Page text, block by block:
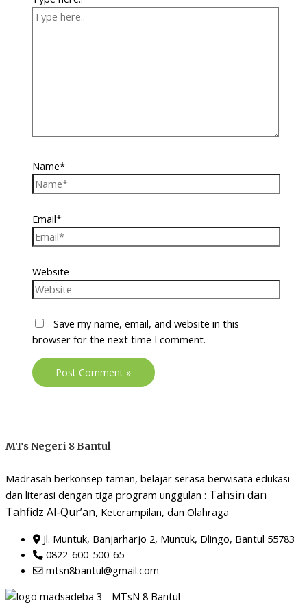
Name*
Email*
Website
Save my name, email, and website in this
browser for the next time I comment.
MTs Negeri 8 Bantul
Madrasah berkonsep taman, belajar serasa berwisata edukasi
dan literasi dengan tiga program unggulan : Tahsin dan
Tahfidz Al-Qur’an, Keterampilan, dan Olahraga
Jl. Muntuk, Banjarharjo 2, Muntuk, Dlingo, Bantul 55783
0822-600-500-65
mtsn8bantul@gmail.com